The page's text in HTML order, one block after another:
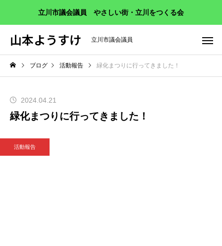
立川市議会議員 やさしい街・立川をつくる会
山本ようすけ 立川市議会議員
ブログ 活動報告 緑化まつりに行ってきました！
2024.04.21
緑化まつりに行ってきました！
活動報告